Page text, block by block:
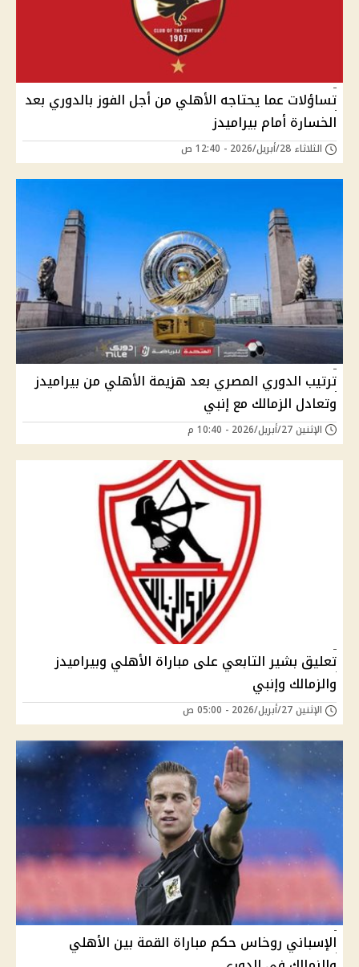
تساؤلات عما يحتاجه الأهلي من أجل الفوز بالدوري بعد
الخسارة أمام بيراميدز
الثلاثاء 28/أبريل/2026 - 12:40 ص
ترتيب الدوري المصري بعد هزيمة الأهلي من بيراميدز
وتعادل الزمالك مع إنبي
الإثنين 27/أبريل/2026 - 10:40 م
تعليق بشير التابعي على مباراة الأهلي وبيراميدز
والزمالك وإنبي
الإثنين 27/أبريل/2026 - 05:00 ص
الإسباني روخاس حكم مباراة القمة بين الأهلي